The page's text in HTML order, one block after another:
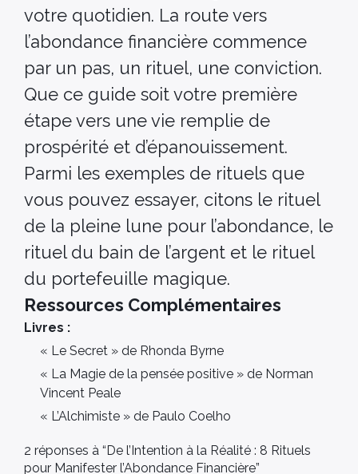
votre quotidien. La route vers
l’abondance financière commence
par un pas, un rituel, une conviction.
Que ce guide soit votre première
étape vers une vie remplie de
prospérité et d’épanouissement.
Parmi les exemples de rituels que
vous pouvez essayer, citons le rituel
de la pleine lune pour l’abondance, le
rituel du bain de l’argent et le rituel
du portefeuille magique.
Ressources Complémentaires
Livres :
« Le Secret » de Rhonda Byrne
« La Magie de la pensée positive » de Norman
Vincent Peale
« L’Alchimiste » de Paulo Coelho
2 réponses à “De l’Intention à la Réalité : 8 Rituels
pour Manifester l’Abondance Financière”